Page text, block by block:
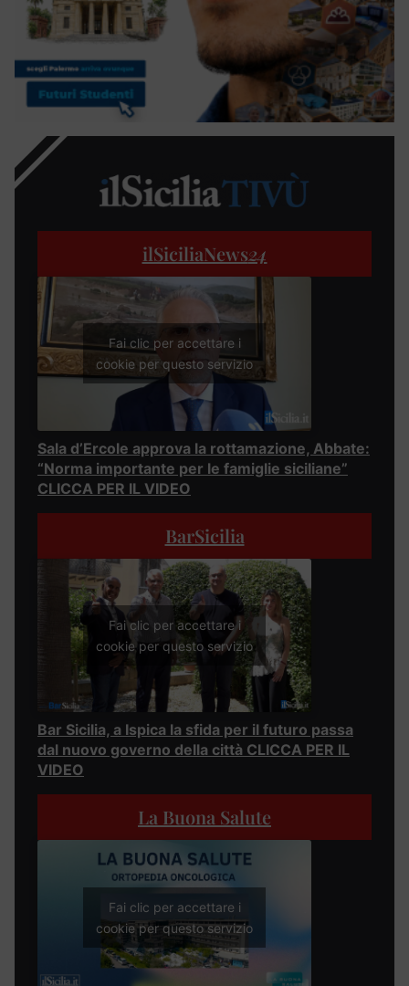
ilSiciliaNews24
Fai clic per accettare i
cookie per questo servizio
Sala d’Ercole approva la rottamazione, Abbate:
“Norma importante per le famiglie siciliane”
CLICCA PER IL VIDEO
BarSicilia
Fai clic per accettare i
cookie per questo servizio
Bar Sicilia, a Ispica la sfida per il futuro passa
dal nuovo governo della città CLICCA PER IL
VIDEO
La Buona Salute
Fai clic per accettare i
cookie per questo servizio